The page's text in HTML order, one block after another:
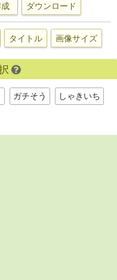
ダウンロード
タイトル 画像サイズ
ガチそう しゃきいち